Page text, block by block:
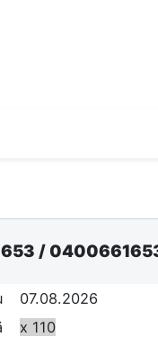
/
07.08.2026
x 110